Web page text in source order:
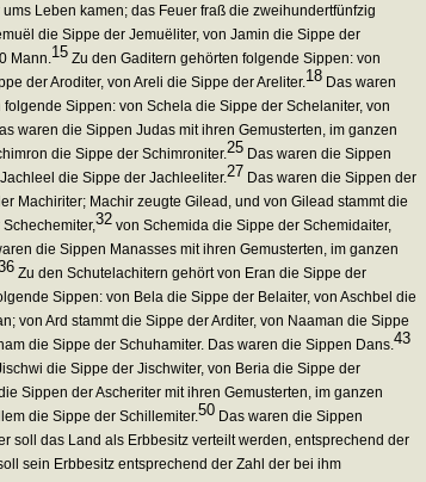
Leben kamen; das Feuer fraß die zweihundertfünfzig
die Sippe der Jemuëliter, von Jamin die Sippe der
Mann. 15 Zu den Gaditern gehörten folgende Sippen: von
der Aroditer, von Areli die Sippe der Areliter. 18 Das waren
Sippen: von Schela die Sippe der Schelaniter, von
waren die Sippen Judas mit ihren Gemusterten, im ganzen
die Sippe der Schimroniter. 25 Das waren die Sippen
die Sippe der Jachleeliter. 27 Das waren die Sippen der
Machiriter; Machir zeugte Gilead, und von Gilead stammt die
32 von Schemida die Sippe der Schemidaiter,
die Sippen Manasses mit ihren Gemusterten, im ganzen
Zu den Schutelachitern gehört von Eran die Sippe der
Sippen: von Bela die Sippe der Belaiter, von Aschbel die
von Ard stammt die Sippe der Arditer, von Naaman die Sippe
die Sippe der Schuhamiter. Das waren die Sippen Dans. 43
die Sippe der Jischwiter, von Beria die Sippe der
Sippen der Ascheriter mit ihren Gemusterten, im ganzen
die Sippe der Schillemiter.50 Das waren die Sippen
soll das Land als Erbbesitz verteilt werden, entsprechend der
sein Erbbesitz entsprechend der Zahl der bei ihm